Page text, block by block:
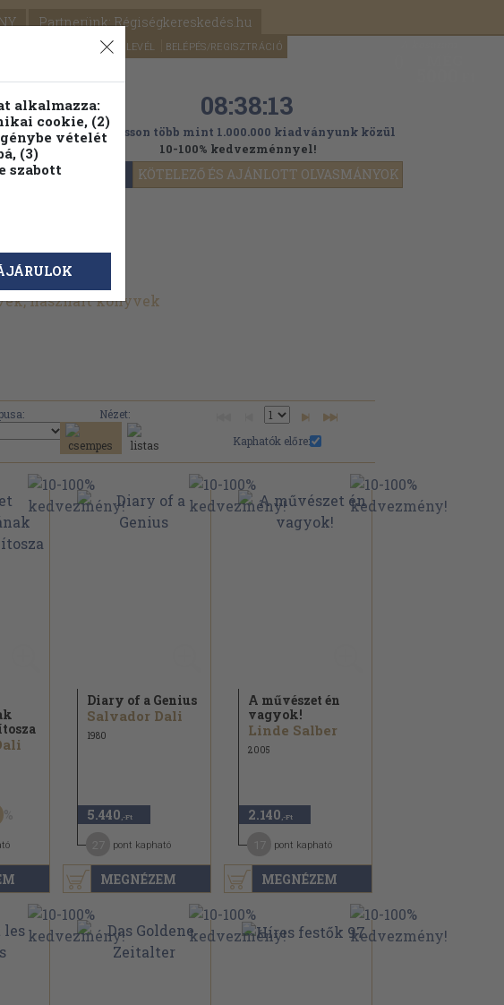
Partnerünk: Régiségkereskedés.hu
SEGÍTSÉG HÍRLEVÉL BELÉPÉS/REGISZTRÁCIÓ
OLVASMÁNYOK KÖTELEZŐ ÉS AJÁNLOTT OLVASMÁNYOK
fa 08:38:11
Válogasson több mint 1.000.000 kiadványunk közül
10-100% kedvezménnyel!
használt könyvek
Nézet:
Kaphatók előre:
MEGNÉZEM
Diary of a Genius
Salvador Dali
1980
5.440 ,-Ft
pont kapható
MEGNÉZEM
A művészet én
vagyok!
Linde Salber
2005
2.140 ,-Ft
pont kapható
alkalmazza:
cookie, (2)
vételét
(3)
szabott